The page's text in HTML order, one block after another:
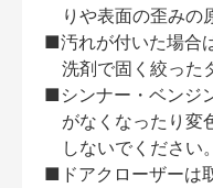
りや表面の歪みの
■汚れが付いた場合
洗剤で固く絞った
■シンナー・ベンジ
がなくなったり変
しないでください。
■ドアクローザーは